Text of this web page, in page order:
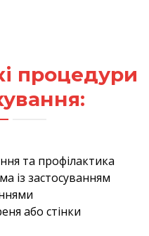
процедури
та профілактика
із застосуванням
або стінки